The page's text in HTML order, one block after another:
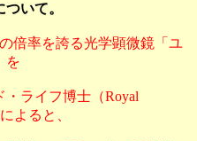
いて。
倍率を誇る光学顕微鏡「ユ
を
ライフ博士（Royal
よると、